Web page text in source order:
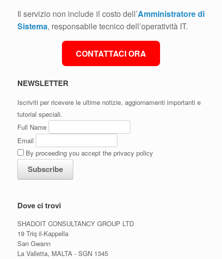
Il servizio non include il costo dell’Amministratore di
Sistema, responsabile tecnico dell’operatività IT.
CONTATTACI ORA
NEWSLETTER
Iscriviti per ricevere le ultime notizie, aggiornamenti importanti e
tutorial speciali.
Full Name
Email
By proceeding you accept the privacy policy
Dove ci trovi
SHADOIT CONSULTANCY GROUP LTD
19 Triq il-Kappella
San Gwann
La Valletta, MALTA - SGN 1345